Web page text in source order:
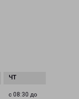
с 08:30 до